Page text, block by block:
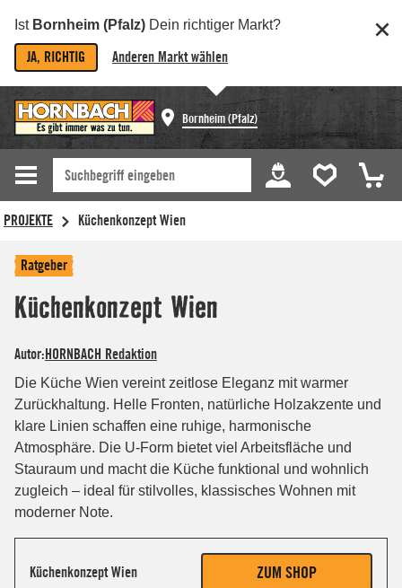
Ist Bornheim (Pfalz) Dein richtiger Markt?
JA, RICHTIG Anderen Markt wählen
Bornheim (Pfalz)